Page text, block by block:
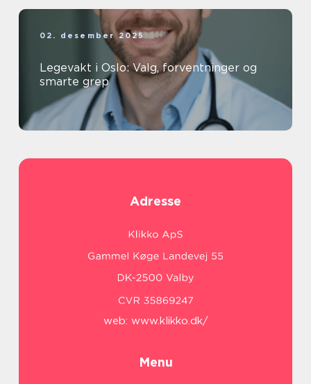
02. desember 2025
Legevakt i Oslo: Valg, forventninger og
smarte grep
Adresse
web: www.klikko.dk/
Menu